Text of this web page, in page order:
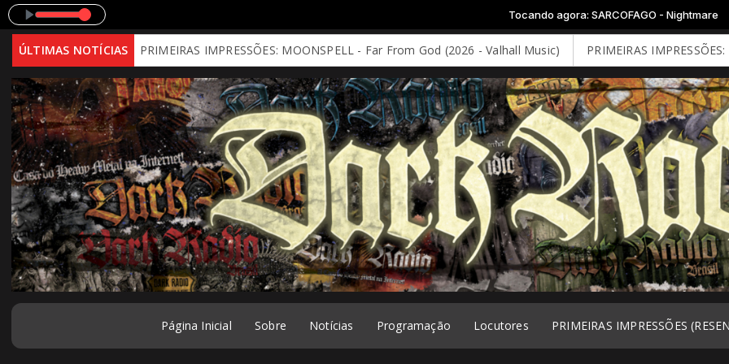
Tocando agora: SARCOFAGO - Nightmare
ÚLTIMAS NOTÍCIAS
Mind) PRIMEIRAS IMPRESSÕES: MOONSPELL - Far From God (2026 - Valhall Music) PRIMEIRAS IMPRESSÕES: DEEP
Página Inicial Sobre Notícias Programação Locutores PRIMEIRAS IMPRESSÕES